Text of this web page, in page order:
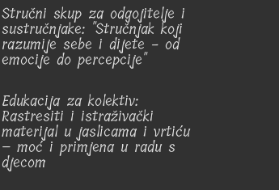
Stručni skup za odgojitelje i
sustručnjake: "Stručnjak koji
razumije sebe i dijete - od
emocije do percepcije"
Edukacija za kolektiv:
Rastresiti i istraživački
materijal u jaslicama i vrtiću
– moć i primjena u radu s
djecom